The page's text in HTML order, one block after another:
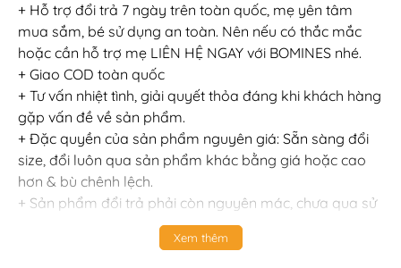
+ Hỗ trợ đổi trả 7 ngày trên toàn quốc, mẹ yên tâm
mua sắm, bé sử dụng an toàn. Nên nếu có thắc mắc
hoặc cần hỗ trợ mẹ LIÊN HỆ NGAY với BOMINES nhé.
+ Giao COD toàn quốc
+ Tư vấn nhiệt tình, giải quyết thỏa đáng khi khách hàng
gặp vấn đề về sản phẩm.
+ Đặc quyền của sản phẩm nguyên giá: Sẵn sàng đổi
size, đổi luôn qua sản phẩm khác bằng giá hoặc cao
hơn & bù chênh lệch.
+ Sản phẩm đổi trả phải còn nguyên mác, chưa qua sử
dụng, giặt tẩy, không bị bẩn hoặc bị hư hỏng bởi các
Xem thêm